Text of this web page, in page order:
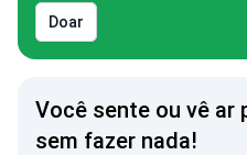
Doar
Você sente ou vê ar
sem fazer nada!